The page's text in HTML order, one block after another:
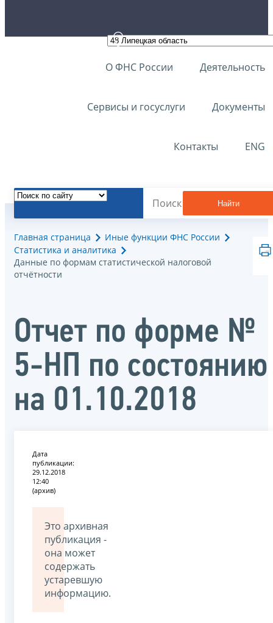
О ФНС России Деятельность
Сервисы и госуслуги Документы
Контакты ENG
Найти
Главная страница
Иные функции ФНС России
Статистика и аналитика
Данные по формам статистической налоговой
отчётности
Отчет по форме №
5-НП по состоянию
на 01.10.2018
Дата
публикации:
29.12.2018
12:40
(архив)
Это архивная
публикация -
она может
содержать
устаревшую
информацию.